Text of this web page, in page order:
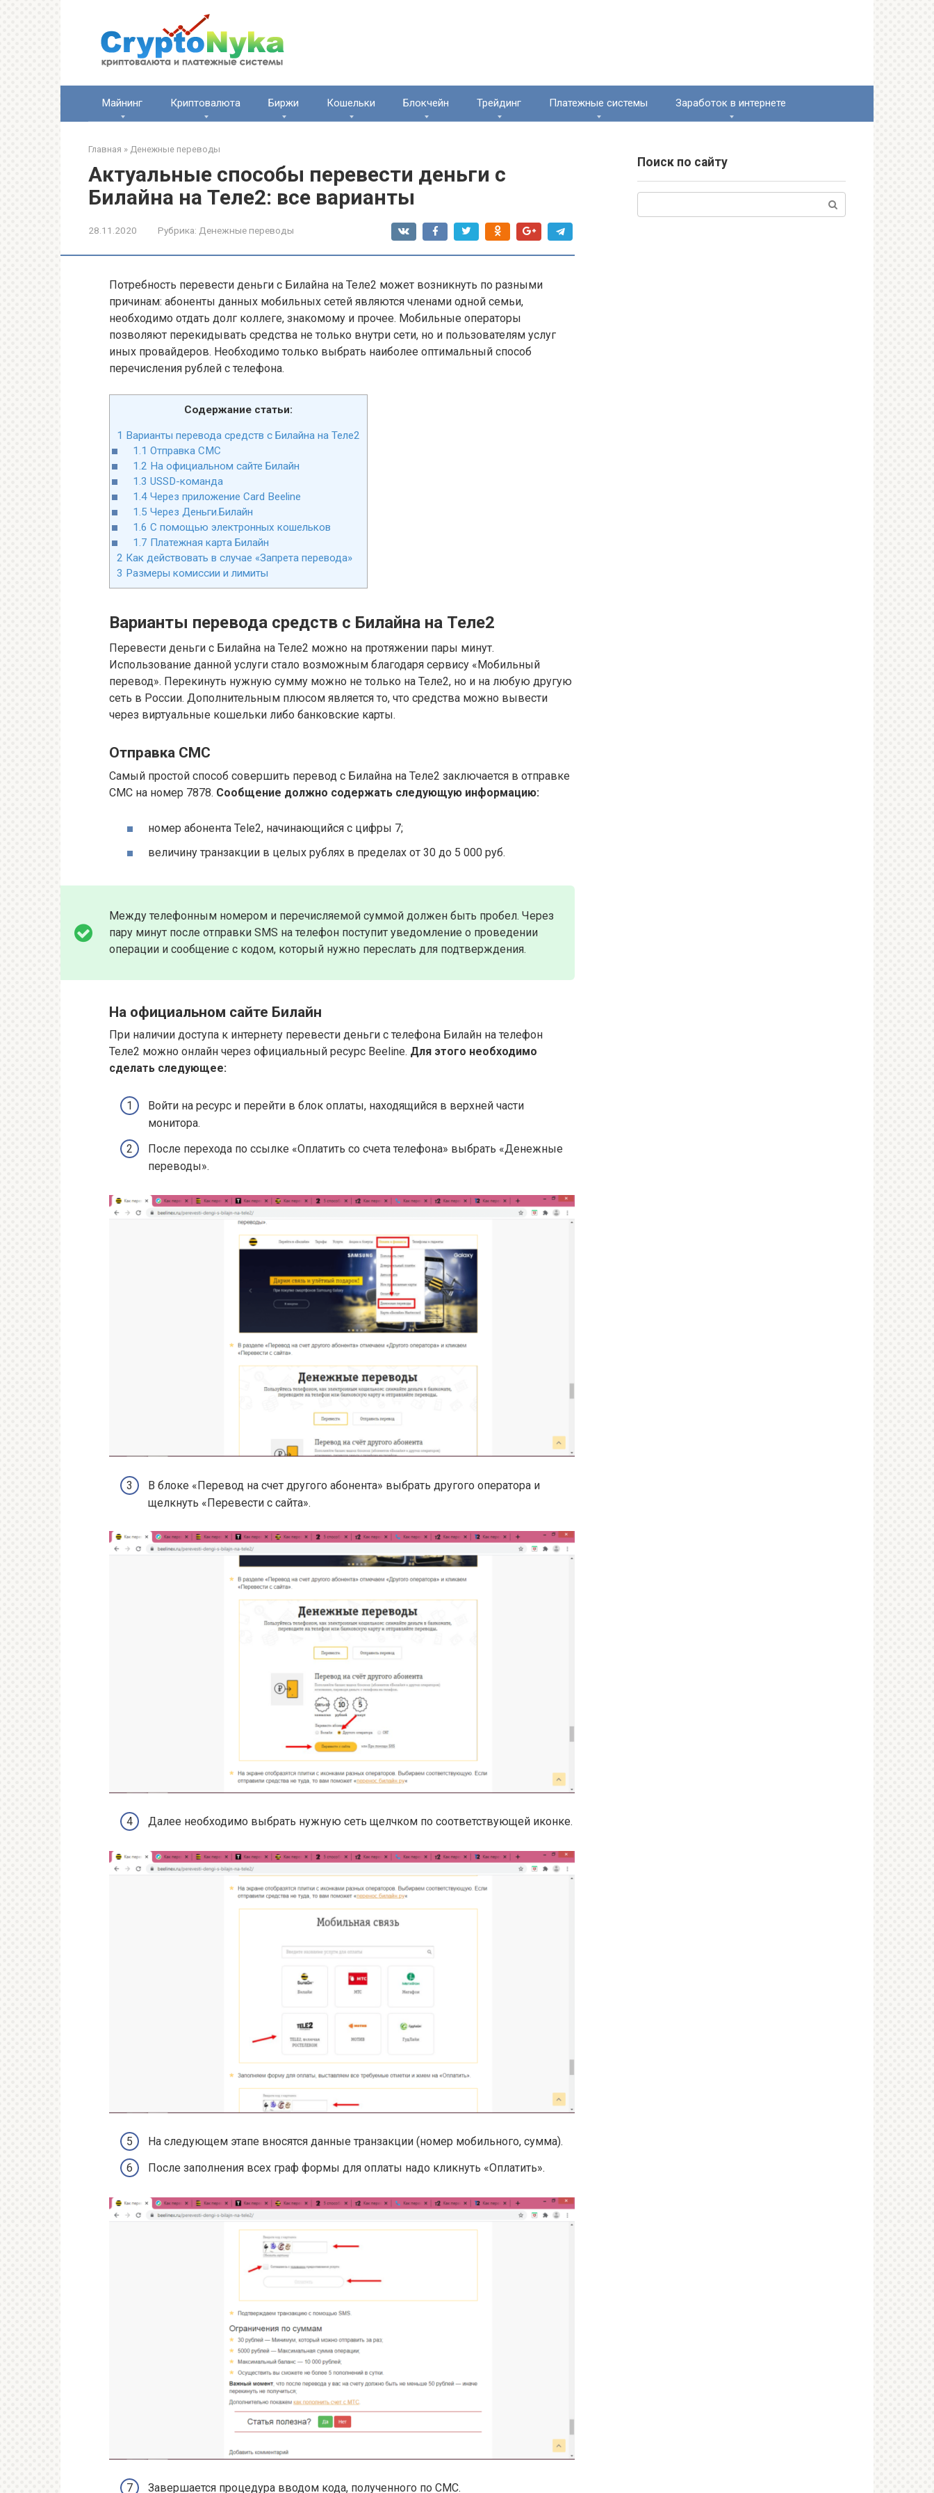
Майнинг Криптовалюта Биржи Кошельки Блокчейн Трейдинг Платежные системы Заработок в интернете
Главная » Денежные переводы
Актуальные способы перевести деньги с
Билайна на Теле2: все варианты
28.11.2020 Рубрика: Денежные переводы
Потребность перевести деньги с Билайна на Теле2 может возникнуть по разными
причинам: абоненты данных мобильных сетей являются членами одной семьи,
необходимо отдать долг коллеге, знакомому и прочее. Мобильные операторы
позволяют перекидывать средства не только внутри сети, но и пользователям услуг
иных провайдеров. Необходимо только выбрать наиболее оптимальный способ
перечисления рублей с телефона.
Содержание статьи:
1 Варианты перевода средств с Билайна на Теле2
1.1 Отправка СМС
1.2 На официальном сайте Билайн
1.3 USSD-команда
1.4Через приложение Card Beeline
1.5 Через Деньги.Билайн
1.6 С помощью электронных кошельков
1.7 Платежная карта Билайн
2 Как действовать в случае «Запрета перевода»
3 Размеры комиссии и лимиты
Варианты перевода средств с Билайна на Теле2
Перевести деньги с Билайна на Теле2 можно на протяжении пары минут.
Использование данной услуги стало возможным благодаря сервису «Мобильный
перевод». Перекинуть нужную сумму можно не только на Теле2, но и на любую другую
сеть в России. Дополнительным плюсом является то, что средства можно вывести
через виртуальные кошельки либо банковские карты.
Отправка СМС
Самый простой способ совершить перевод с Билайна на Теле2 заключается в отправке
СМС на номер 7878. Сообщение должно содержать следующую информацию:
номер абонента Tele2, начинающийся с цифры 7;
величину транзакции в целых рублях в пределах от 30 до 5 000 руб.
Между телефонным номером и перечисляемой суммой должен быть пробел. Через
пару минут после отправки SMS на телефон поступит уведомление о проведении
операции и сообщение с кодом, который нужно переслать для подтверждения.
На официальном сайте Билайн
При наличии доступа к интернету перевести деньги с телефона Билайн на телефон
Теле2 можно онлайн через официальный ресурс Beeline. Для этого необходимо
сделать следующее:
Войти на ресурс и перейти в блок оплаты, находящийся в верхней части
монитора.
После перехода по ссылке «Оплатить со счета телефона» выбрать «Денежные
переводы».
В блоке «Перевод на счет другого абонента» выбрать другого оператора и
щелкнуть «Перевести с сайта».
Далее необходимо выбрать нужную сеть щелчком по соответствующей иконке.
На следующем этапе вносятся данные транзакции (номер мобильного, сумма).
После заполнения всех граф формы для оплаты надо кликнуть «Оплатить».
Завершается процедура вводом кода, полученного по СМС.
Поиск по сайту